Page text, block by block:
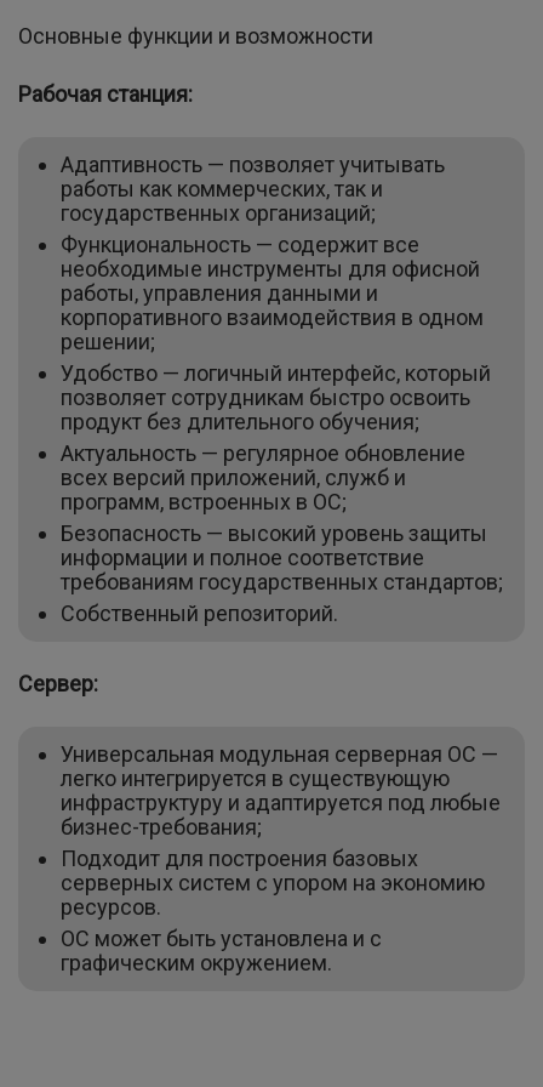
Основные функции и возможности
Рабочая станция:
Адаптивность — позволяет учитывать
работы как коммерческих, так и
государственных организаций;
Функциональность — содержит все
необходимые инструменты для офисной
работы, управления данными и
корпоративного взаимодействия в одном
решении;
Удобство — логичный интерфейс, который
позволяет сотрудникам быстро освоить
продукт без длительного обучения;
Актуальность — регулярное обновление
всех версий приложений, служб и
программ, встроенных в ОС;
Безопасность — высокий уровень защиты
информации и полное соответствие
требованиям государственных стандартов;
Собственный репозиторий.
Сервер:
Универсальная модульная серверная ОС —
легко интегрируется в существующую
инфраструктуру и адаптируется под любые
бизнес-требования;
Подходит для построения базовых
серверных систем с упором на экономию
ресурсов.
ОС может быть установлена и с
графическим окружением.